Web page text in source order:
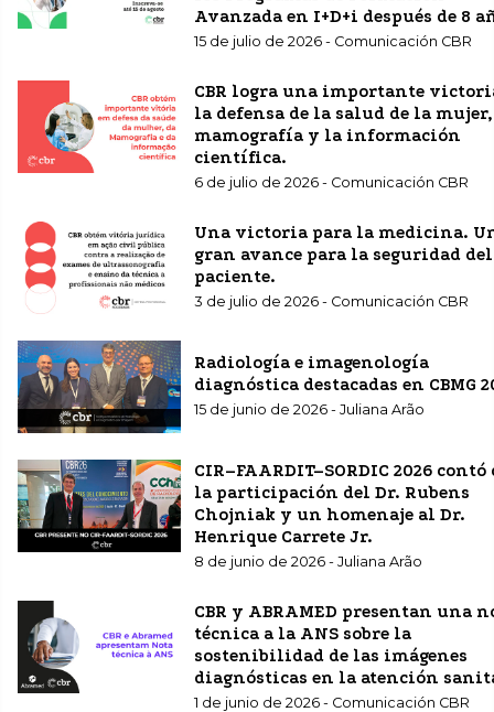
Avanzada en I+D+i después de 8
15 de julio de 2026 - Comunicación CBR
CBR logra una importante
la defensa de la salud de la
mamografía y la información
científica.
6 de julio de 2026 - Comunicación CBR
Una victoria para la medicina.
gran avance para la seguridad del
paciente.
3 de julio de 2026 - Comunicación CBR
Radiología e imagenología
diagnóstica destacadas en CBMG
15 de junio de 2026 - Juliana Arão
CIR–FAARDIT–SORDIC 2026 contó
la participación del Dr. Rubens
Chojniak y un homenaje al Dr.
Henrique Carrete Jr.
8 de junio de 2026 - Juliana Arão
CBR y ABRAMED presentan una
técnica a la ANS sobre la
sostenibilidad de las imágenes
diagnósticas en la atención
complementaria.
1 de junio de 2026 - Comunicación CBR